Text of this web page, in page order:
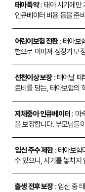
태아특약: 태아 시기에만
인큐베이터 비용 등을 준
어린이보험 전환: 태아보
험으로 이어져 성장기 보
선천이상 보장: 태어날 때
료비를 담는, 태아보험의
저체중아 인큐베이터 : 미
을 보장합니다. 부모님들
임신 주수 제한: 태아보험
수 있으니, 시기를 놓치지
출생 전후 보장: 임신 중